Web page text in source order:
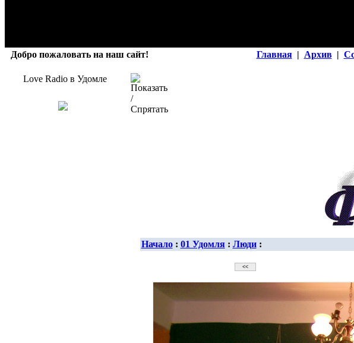
Добро пожаловать на наш сайт! Главная | Архив |
Love Radio в Удомле
Начало: 01 Удомля: Люди: